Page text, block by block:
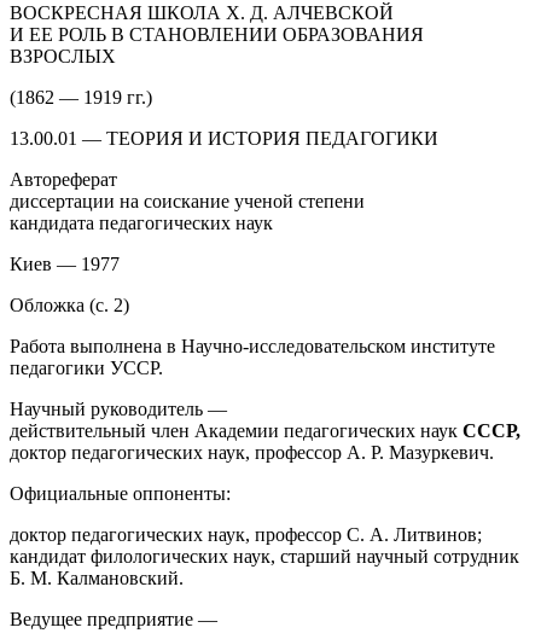
ВОСКРЕСНАЯ ШКОЛА X. Д. АЛЧЕВСКОЙ
И ЕЕ РОЛЬ В СТАНОВЛЕНИИ ОБРАЗОВАНИЯ
ВЗРОСЛЫХ
(1862 — 1919 гг.)
13.00.01 — ТЕОРИЯ И ИСТОРИЯ ПЕДАГОГИКИ
Автореферат
диссертации на соискание ученой степени
кандидата педагогических наук
Киев — 1977
Обложка (с. 2)
Работа выполнена в Научно-исследовательском институте
педагогики УССР.
Научный руководитель —
действительный член Академии педагогических наук СССР,
доктор педагогических наук, профессор А. Р. Мазуркевич.
Официальные оппоненты:
доктор педагогических наук, профессор С. А. Литвинов;
кандидат филологических наук, старший научный сотрудник
Б. М. Калмановский.
Ведущее предприятие —